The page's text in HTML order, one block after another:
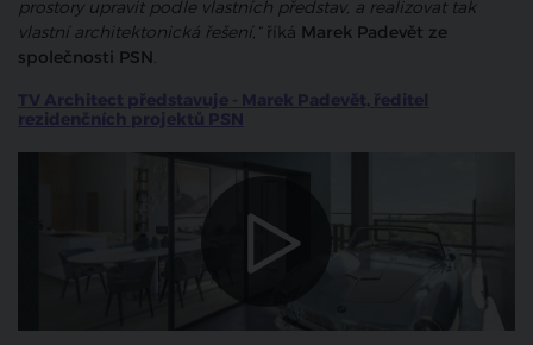
prostory upravit podle vlastních představ, a realizovat tak
vlastní architektonická řešení,“ říká Marek Padevět ze
společnosti PSN.
TV Architect představuje - Marek Padevět, ředitel
rezidenčních projektů PSN